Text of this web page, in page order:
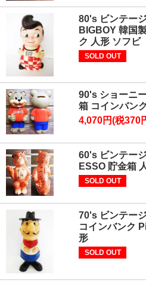
80's ビンテー
BIGBOY 韓国
ク 人形 ソフビ
SOLD OUT
90's ショーニ
箱 コインバン
4,070円(税370
60's ビンテー
ESSO 貯金箱
SOLD OUT
70's ビンテー
コインバンク
形
SOLD OUT